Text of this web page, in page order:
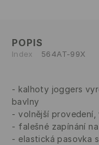
POPIS
Index 564AT-99X
kalhoty joggers
bavlny
volnější provedení,
falešné zapínání
elastická pasovka